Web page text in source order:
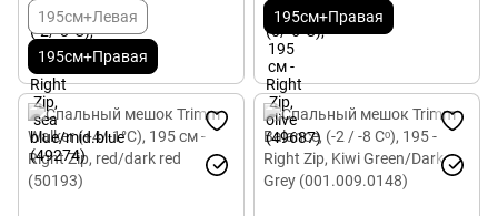
195см+Левая
195см+Правая
195см+Правая